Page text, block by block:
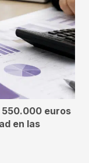
550.000 euros
en las